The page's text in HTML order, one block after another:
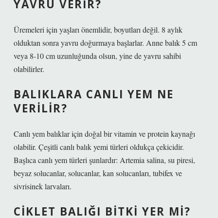
YAVRU VERIR?
Üremeleri için yaşları önemlidir, boyutları değil. 8 aylık
olduktan sonra yavru doğurmaya başlarlar. Anne balık 5 cm
veya 8-10 cm uzunluğunda olsun, yine de yavru sahibi
olabilirler.
BALIKLARA CANLI YEM NE
VERILIR?
Canlı yem balıklar için doğal bir vitamin ve protein kaynağı
olabilir. Çeşitli canlı balık yemi türleri oldukça çekicidir.
Başlıca canlı yem türleri şunlardır: Artemia salina, su piresi,
beyaz solucanlar, solucanlar, kan solucanları, tubifex ve
sivrisinek larvaları.
CIKLET BALIĞI BITKI YER MI?